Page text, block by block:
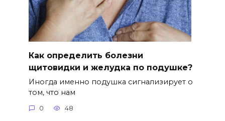
Как определить болезни
щитовидки и желудка по подушке?
Иногда именно подушка сигнализирует о
том, что нам
0 48